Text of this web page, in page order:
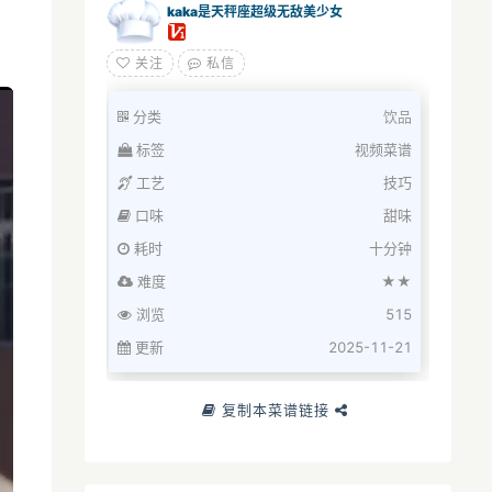
kaka是天秤座超级无敌美少女
关注 私信
分类
饮品
标签
视频菜谱
工艺
技巧
口味
甜味
耗时
十分钟
难度
★★
浏览
515
更新
2025-11-21
复制本菜谱链接